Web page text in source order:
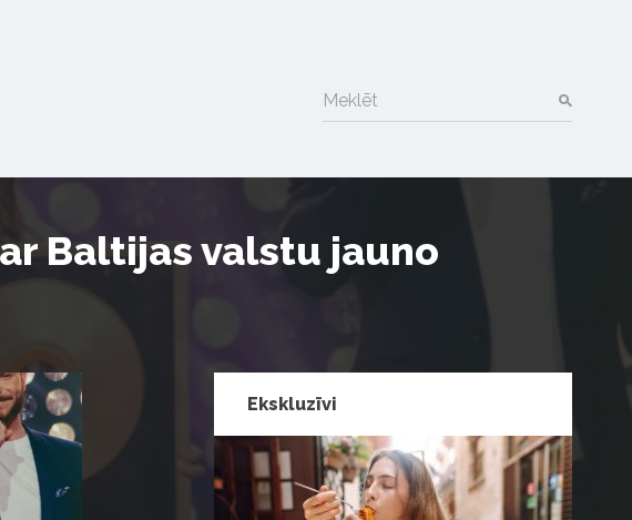
Meklēt
Baltijas valstu jauno
Ekskluzīvi